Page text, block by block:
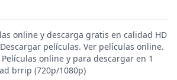
online y descarga gratis en calidad HD
películas. Ver películas online.
online y para descargar en 1
brrip (720p/1080p)